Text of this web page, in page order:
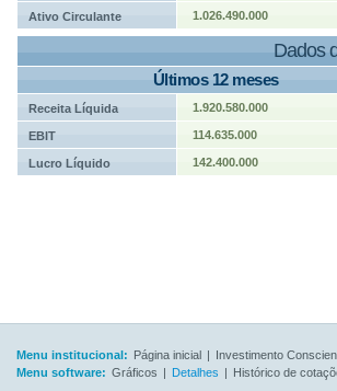
Ativo Circulante 1.026.490.000
Dados
Últimos 12 meses
Receita Líquida 1.920.580.000
EBIT 114.635.000
Lucro Líquido 142.400.000
Menu institucional: Página inicial | Investimento
Menu software: Gráficos | Detalhes | Histórico de